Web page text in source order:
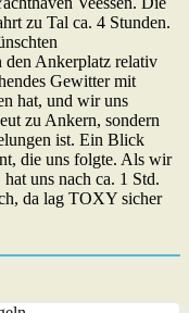
zu Tal ca. 4 Stunden.
den Ankerplatz relativ
Gewitter mit
hat, und wir uns
zu Ankern, sondern
ist. Ein Blick
die uns folgte. Als wir
uns nach ca. 1 Std.
da lag TOXY sicher